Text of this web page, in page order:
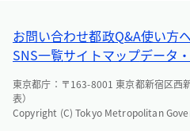
お問い合わせ都政Q&A使い方
SNS一覧サイトマップデータ
東京都庁：〒163-8001 東京都新宿区
表）
Copyright (C) Tokyo Metropolitan